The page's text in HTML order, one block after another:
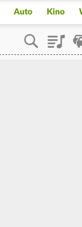
Auto Kino
Playlist